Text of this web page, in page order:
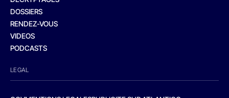
DOSSIERS
RENDEZ-VOUS
VIDEOS
PODCASTS
LEGAL